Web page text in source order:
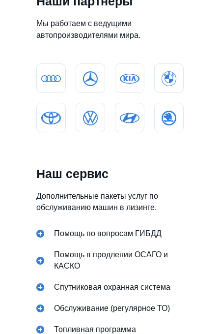
Мы работаем с ведущими
автопроизводителями мира.
Наш сервис
Дополнительные пакеты услуг по
обслуживанию машин в лизинге.
Помощь по вопросам ГИБДД
Помощь в продлении ОСАГО и
КАСКО
Спутниковая охранная система
Обслуживание (регулярное ТО)
Топливная программа